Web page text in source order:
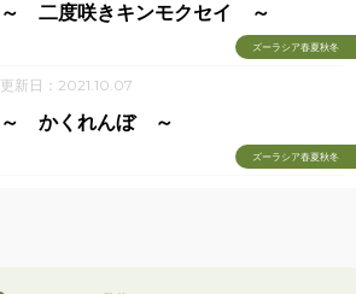
ズーラシア春夏秋冬
～ 二度咲きキンモクセイ ～
更新日：2021.10.07
ズーラシア春夏秋冬
～ かくれんぼ ～